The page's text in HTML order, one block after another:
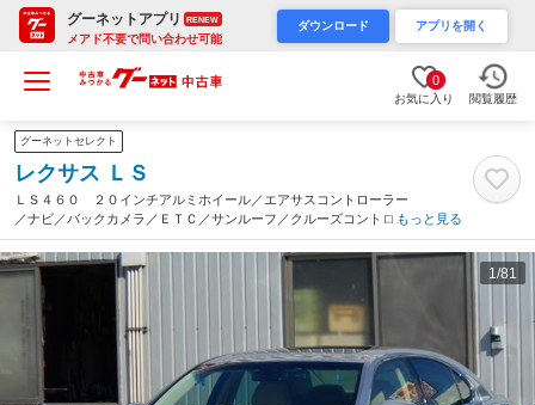
グーネットアプリ RENEW
メアド不要で問い合わせ可能
ダウンロード アプリを開く
0
お気に入り 閲覧履歴
グーネットセレクト
レクサス ＬＳ
ＬＳ４６０ ２０インチアルミホイール／エアサスコントローラー
／ナビ／バックカメラ／ＥＴＣ／サンルーフ／クルーズコントロー
ル／ドライブレコーダー／電動サンシェード／ディスチャージヘッ
ドランプ／ＬＥＤフォグランプ（大分県）
もっと見る
1 /81